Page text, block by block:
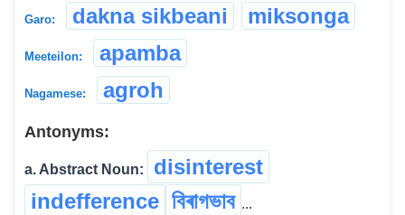
Garo: dakna sikbeani miksonga
Meeteilon: apamba
Nagamese: agroh
Antonyms:
a. Abstract Noun:
disinterest
indefference বিৰাগভাব ...